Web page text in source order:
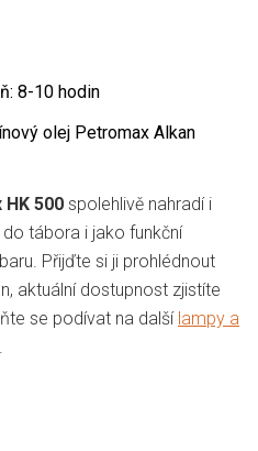
8-10 hodin
olej Petromax Alkan
500 spolehlivě nahradí i
tábora i jako funkční
Přijďte si ji prohlédnout
aktuální dostupnost zjistíte
se podívat na další lampy a